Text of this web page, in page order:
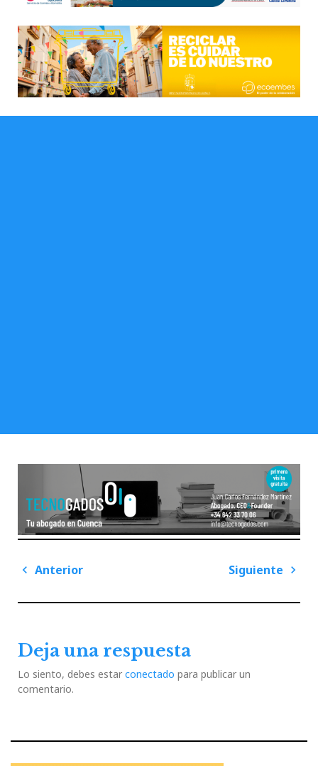
Navegación
entradas
Anterior
Siguiente
Deja una respuesta
Lo siento, debes estar conectado para publicar un
comentario.